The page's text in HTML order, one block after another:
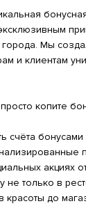
Мы
и клиентам
копите
счёта
акциях
не только в
красоты до